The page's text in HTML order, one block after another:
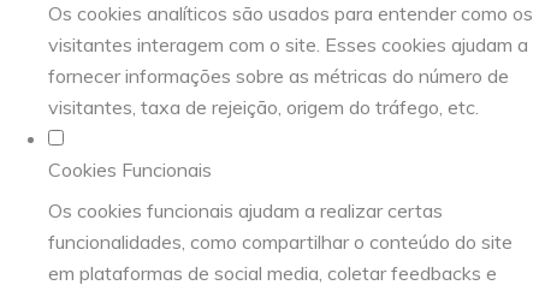
Os cookies analíticos são usados para entender como os
visitantes interagem com o site. Esses cookies ajudam a
fornecer informações sobre as métricas do número de
visitantes, taxa de rejeição, origem do tráfego, etc.
Cookies Funcionais
Os cookies funcionais ajudam a realizar certas
funcionalidades, como compartilhar o conteúdo do site
em plataformas de social media, coletar feedbacks e